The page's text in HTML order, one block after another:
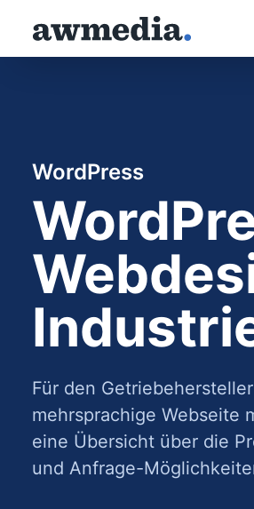
content
WordPress
Für den
mehrsprachige Webseite
eine Übersicht über die
und Anfrage-